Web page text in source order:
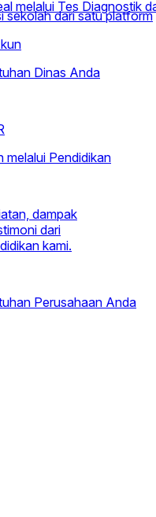
sekolah dari satu platform
Dinas Anda
melalui Pendidikan
dampak
dari
kami.
Perusahaan Anda
melalui Tes Diagnostik